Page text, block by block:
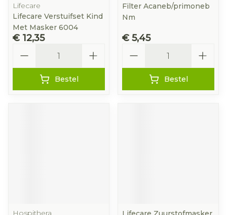
Lifecare
Lifecare Verstuifset Kind
Met Masker 6004
€ 12,35
Bestel
Filter Acaneb/primoneb
Nm
€ 5,45
Bestel
Hospithera